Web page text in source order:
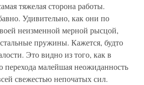
тяжелая сторона работы.
Удивительно, как они по
неизменной мерной рысцой,
пружины. Кажется, будто
Это видно из того, как в
перехода малейшая неожиданность
свежестью непочатых сил.